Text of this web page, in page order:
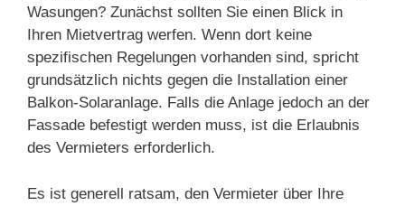
Wasungen? Zunächst sollten Sie einen Blick in
Ihren Mietvertrag werfen. Wenn dort keine
spezifischen Regelungen vorhanden sind, spricht
grundsätzlich nichts gegen die Installation einer
Balkon-Solaranlage. Falls die Anlage jedoch an der
Fassade befestigt werden muss, ist die Erlaubnis
des Vermieters erforderlich.
Es ist generell ratsam, den Vermieter über Ihre